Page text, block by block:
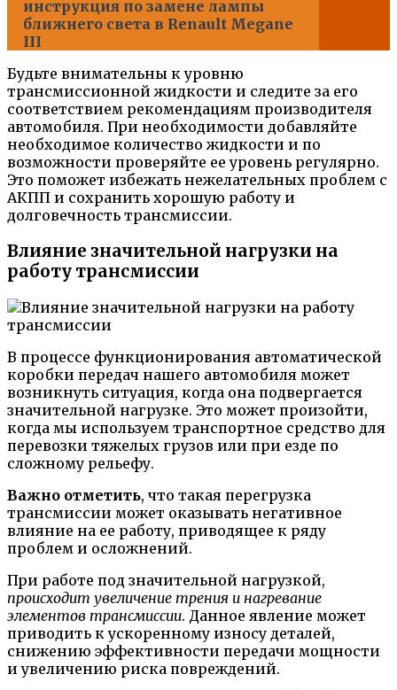
инструкция по замене лампы
ближнего света в Renault Megane
III
Будьте внимательны к уровню
трансмиссионной жидкости и следите за его
соответствием рекомендациям производителя
автомобиля. При необходимости добавляйте
необходимое количество жидкости и по
возможности проверяйте ее уровень регулярно.
Это поможет избежать нежелательных проблем с
АКПП и сохранить хорошую работу и
долговечность трансмиссии.
Влияние значительной нагрузки на
работу трансмиссии
В процессе функционирования автоматической
коробки передач нашего автомобиля может
возникнуть ситуация, когда она подвергается
значительной нагрузке. Это может произойти,
когда мы используем транспортное средство для
перевозки тяжелых грузов или при езде по
сложному рельефу.
Важно отметить, что такая перегрузка
трансмиссии может оказывать негативное
влияние на ее работу, приводящее к ряду
проблем и осложнений.
При работе под значительной нагрузкой,
происходит увеличение трения и нагревание
элементов трансмиссии. Данное явление может
приводить к ускоренному износу деталей,
снижению эффективности передачи мощности
и увеличению риска повреждений.